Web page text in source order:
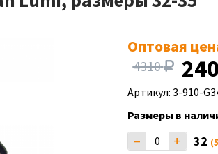
Оптовая
4310
Артикул: 3-910-
Размеры в
– + 32